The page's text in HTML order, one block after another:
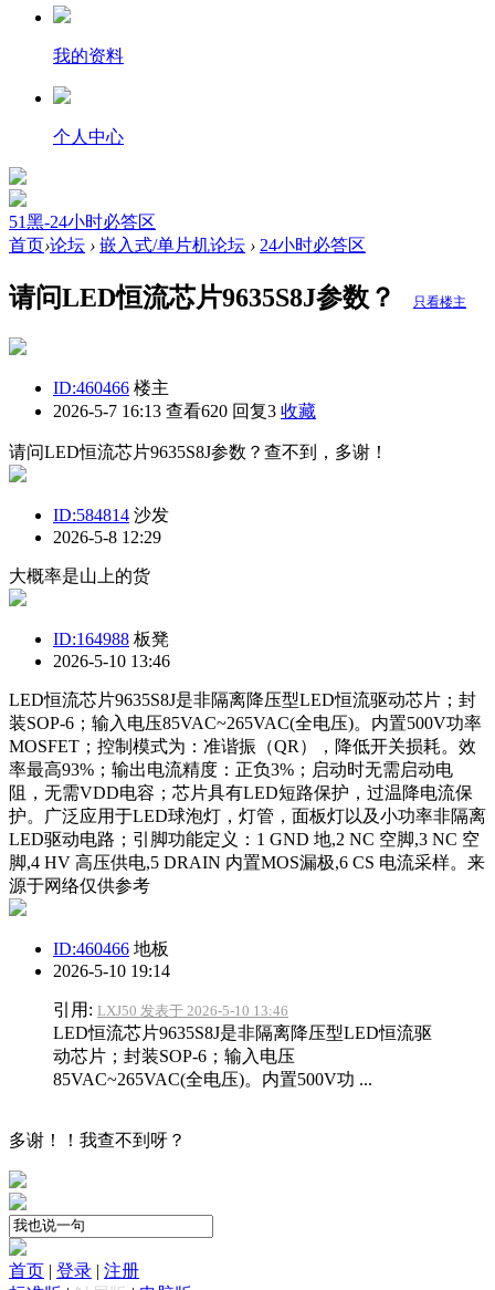
我的资料
个人中心
51黑-24小时必答区
首页›论坛 › 嵌入式/单片机论坛 › 24小时必答区
请问LED恒流芯片9635S8J参数？ 只看楼主
ID:460466 楼主
2026-5-7 16:13 查看620 回复3 收藏
请问LED恒流芯片9635S8J参数？查不到，多谢！
ID:584814 沙发
2026-5-8 12:29
大概率是山上的货
ID:164988 板凳
2026-5-10 13:46
LED恒流芯片9635S8J是非隔离降压型LED恒流驱动芯片；封
装SOP-6；输入电压85VAC~265VAC(全电压)。内置500V功率
MOSFET；控制模式为：准谐振（QR），降低开关损耗。效
率最高93%；输出电流精度：正负3%；启动时无需启动电
阻，无需VDD电容；芯片具有LED短路保护，过温降电流保
护。广泛应用于LED球泡灯，灯管，面板灯以及小功率非隔离
LED驱动电路；引脚功能定义：1 GND 地,2 NC 空脚,3 NC 空
脚,4 HV 高压供电,5 DRAIN 内置MOS漏极,6 CS 电流采样。来
源于网络仅供参考
ID:460466 地板
2026-5-10 19:14
引用: LXJ50 发表于 2026-5-10 13:46
LED恒流芯片9635S8J是非隔离降压型LED恒流驱
动芯片；封装SOP-6；输入电压
85VAC~265VAC(全电压)。内置500V功 ...
多谢！！我查不到呀？
首页 | 登录 | 注册